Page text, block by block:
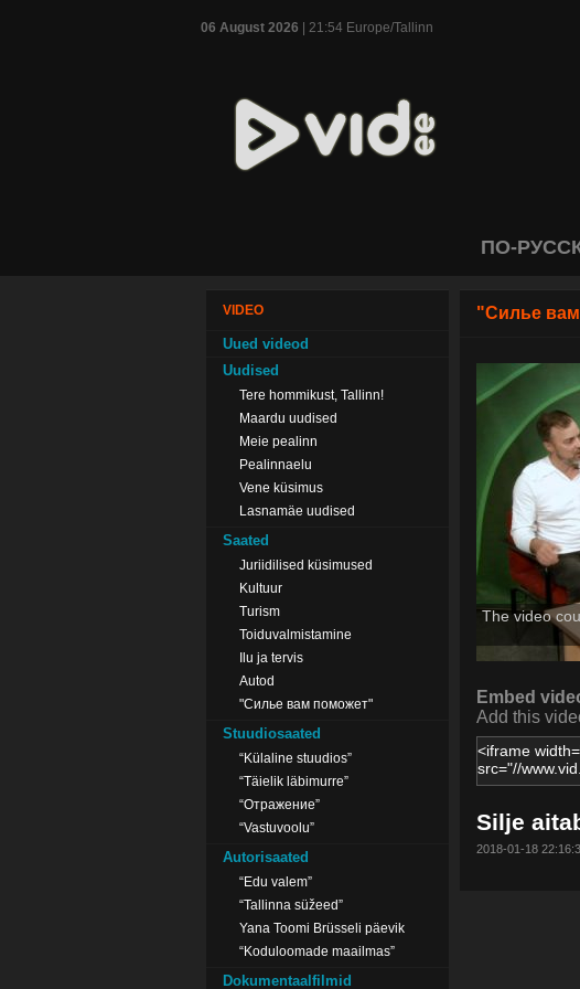
06 August 2026 | 21:54 Europe/Tallinn
ПО-
VIDEO
Uued videod
Uudised
Tere hommikust, Tallinn!
Maardu uudised
Meie pealinn
Pealinnaelu
Vene küsimus
Lasnamäe uudised
Saated
Juriidilised küsimused
Kultuur
Turism
Toiduvalmistamine
Ilu ja tervis
Autod
"Силье вам поможет"
Stuudiosaated
“Külaline stuudios”
“Täielik läbimurre”
“Отражение”
“Vastuvoolu”
Autorisaated
“Edu valem”
“Tallinna süžeed”
Yana Toomi Brüsseli päevik
“Koduloomade maailmas”
Dokumentaalfilmid
"Силье
The video
Embed
Add this
Silje
2018-01-18